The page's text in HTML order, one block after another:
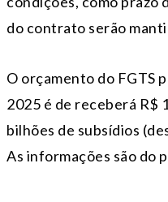
do contrato serão
O orçamento do FGTS
2025 é de receberá R$
bilhões de subsídios
As informações são do